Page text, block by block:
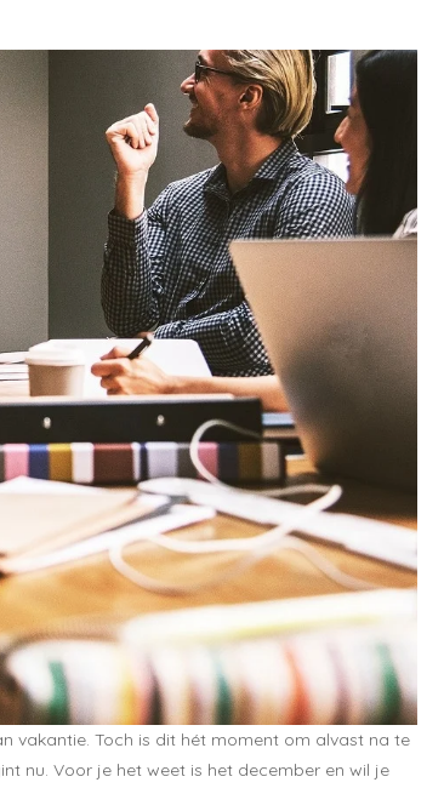
vakantie. Toch is dit hét moment om alvast na te
nu. Voor je het weet is het december en wil je